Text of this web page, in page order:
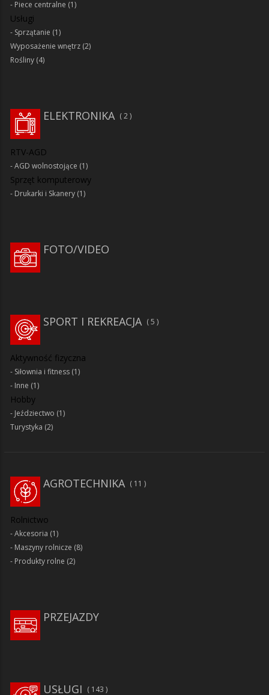
Piece centralne (1)
Usługi
Sprzątanie (1)
Wyposażenie wnętrz (2)
Rośliny (4)
2
ELEKTRONIKA
RTV-AGD
AGD wolnostojące (1)
Sprzęt komputerowy
Drukarki i Skanery (1)
FOTO/VIDEO
SPORT I REKREACJA 5
Aktywność fizyczna
Siłownia i fitness (1)
Inne (1)
Hobby
Jeździectwo (1)
Turystyka (2)
AGROTECHNIKA 11
Rolnictwo
Akcesoria (1)
Maszyny rolnicze (8)
Produkty rolne (2)
PRZEJAZDY
143
USŁUGI